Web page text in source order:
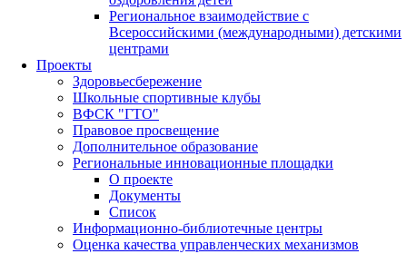
Региональное взаимодействие с
Всероссийскими (международными) детскими
центрами
Проекты
Здоровьесбережение
Школьные спортивные клубы
ВФСК "ГТО"
Правовое просвещение
Дополнительное образование
Региональные инновационные площадки
О проекте
Документы
Список
Информационно-библиотечные центры
Оценка качества управленческих механизмов